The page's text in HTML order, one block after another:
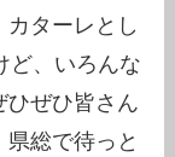
ターレとし
ど、いろんな
ひぜひ皆さん
総で待っと